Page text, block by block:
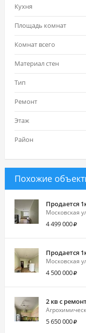
Кухня
Площадь комнат
Комнат всего
Материал стен
Тип
Ремонт
Этаж
Район
Похожие
Продается
Московская
4 499 000
Продается
Московская
4 500 000
2 кв с
5 650 000